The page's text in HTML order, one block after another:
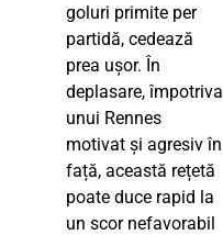
goluri primite per
partidă, cedează
prea ușor. În
deplasare, împotriva
unui Rennes
motivat și agresiv în
față, această rețetă
poate duce rapid la
un scor nefavorabil